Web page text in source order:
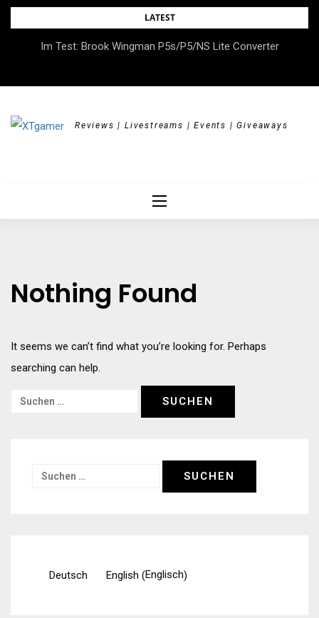
Skip
LATEST
Im Test: Brook Wingman P5s/P5/NS Lite Converter
Reviews | Livestreams | Events | Giveaways
Nothing Found
It seems we can’t find what you’re looking for. Perhaps
searching can help.
Suchen
Suchen
Deutsch English (Englisch)